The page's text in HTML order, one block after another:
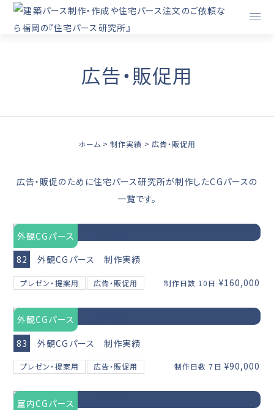
広告・販促用
ホーム 制作実績 広告・販促用
広告・販促のために住宅パース研究所が制作したCGパースの
一覧です。
外観CGパース
82
外観CGパース 制作実績
プレゼン・提案用 広告・販促用 制作日数 10日 ¥160,000
外観CGパース
83
外観CGパース 制作実績
プレゼン・提案用 広告・販促用 制作日数 7日 ¥90,000
室内CGパース